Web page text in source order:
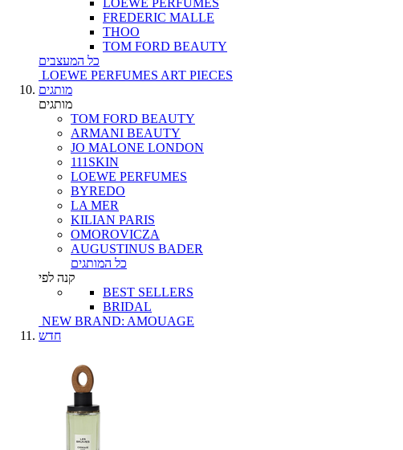
FREDERIC MALLE
THOO
TOM FORD BEAUTY
כל המעצבים
LOEWE PERFUMES ART PIECES
מותגים
מותגים
TOM FORD BEAUTY
ARMANI BEAUTY
JO MALONE LONDON
111SKIN
LOEWE PERFUMES
BYREDO
LA MER
KILIAN PARIS
OMOROVICZA
AUGUSTINUS BADER
כל המותגים
קנה לפי
BEST SELLERS
BRIDAL
NEW BRAND: AMOUAGE
חדש